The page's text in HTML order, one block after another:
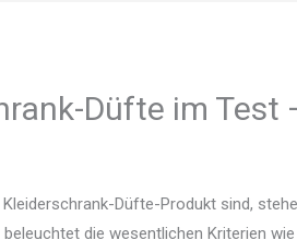
Düfte im
Düfte-Produkt sind,
die wesentlichen Kriterien